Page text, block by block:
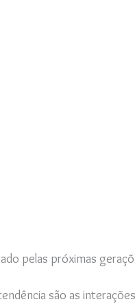
pelas próximas
são as